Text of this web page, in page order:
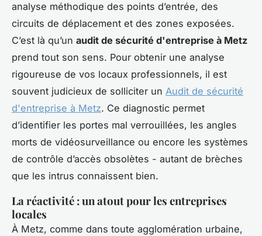
analyse méthodique des points d’entrée, des
circuits de déplacement et des zones exposées.
C’est là qu’un audit de sécurité d'entreprise à Metz
prend tout son sens. Pour obtenir une analyse
rigoureuse de vos locaux professionnels, il est
souvent judicieux de solliciter un Audit de sécurité
d'entreprise à Metz. Ce diagnostic permet
d’identifier les portes mal verrouillées, les angles
morts de vidéosurveillance ou encore les systèmes
de contrôle d’accès obsolètes - autant de brèches
que les intrus connaissent bien.
La réactivité : un atout pour les entreprises
locales
À Metz, comme dans toute agglomération urbaine,